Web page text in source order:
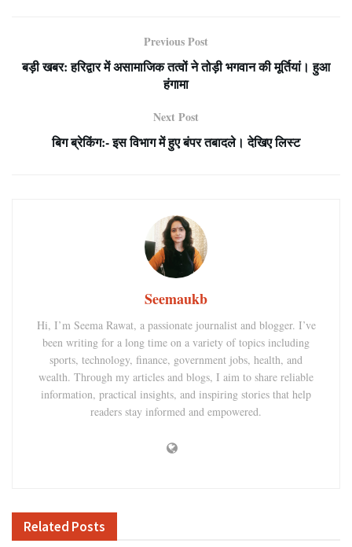
Previous Post
बड़ी खबर: हरिद्वार में असामाजिक तत्वों ने तोड़ी भगवान की मूर्तियां। हुआ
हंगामा
Next Post
बिग ब्रेकिंग:- इस विभाग में हुए बंपर तबादले। देखिए लिस्ट
Seemaukb
Hi, I’m Seema Rawat, a passionate journalist and blogger. I’ve
been writing for a long time on a variety of topics including
sports, technology, finance, government jobs, health, and
wealth. Through my articles and blogs, I aim to share reliable
information, practical insights, and inspiring stories that help
readers stay informed and empowered.
Related Posts